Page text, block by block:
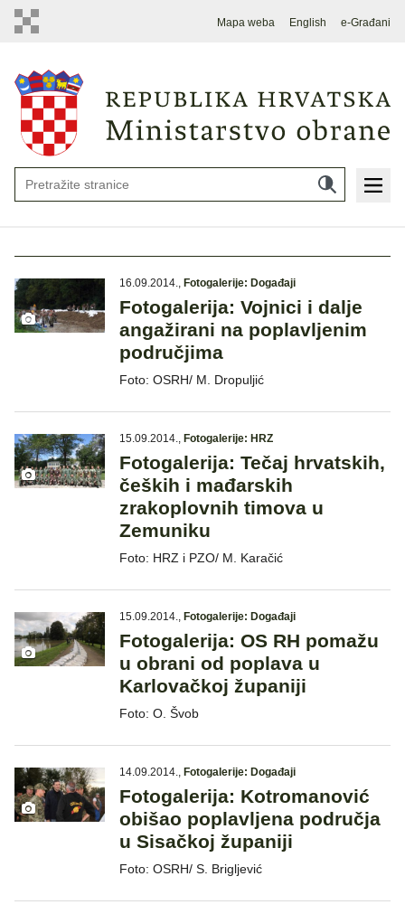
Mapa weba English e-Građani
16.09.2014., Fotogalerije: Događaji
Fotogalerija: Vojnici i dalje
angažirani na poplavljenim
područjima
Foto: OSRH/ M. Dropuljić
15.09.2014., Fotogalerije: HRZ
Fotogalerija: Tečaj hrvatskih,
čeških i mađarskih
zrakoplovnih timova u
Zemuniku
Foto: HRZ i PZO/ M. Karačić
15.09.2014., Fotogalerije: Događaji
Fotogalerija: OS RH pomažu
u obrani od poplava u
Karlovačkoj županiji
Foto: O. Švob
14.09.2014., Fotogalerije: Događaji
Fotogalerija: Kotromanović
obišao poplavljena područja
u Sisačkoj županiji
Foto: OSRH/ S. Brigljević